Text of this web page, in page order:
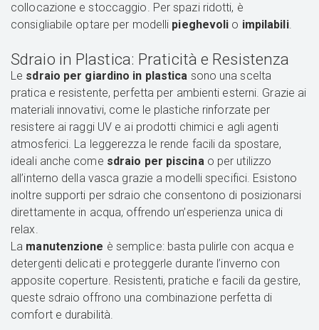
collocazione e stoccaggio. Per spazi ridotti, è
consigliabile optare per modelli pieghevoli o impilabili.
Sdraio in Plastica: Praticità e Resistenza
Le sdraio per giardino in plastica sono una scelta
pratica e resistente, perfetta per ambienti esterni. Grazie ai
materiali innovativi, come le plastiche rinforzate per
resistere ai raggi UV e ai prodotti chimici e agli agenti
atmosferici. La leggerezza le rende facili da spostare,
ideali anche come sdraio per piscinao per utilizzo
all’interno della vasca grazie a modelli specifici. Esistono
inoltre supporti per sdraio che consentono di posizionarsi
direttamente in acqua, offrendo un’esperienza unica di
relax.
La manutenzione è semplice: basta pulirle con acqua e
detergenti delicati e proteggerle durante l’inverno con
apposite coperture. Resistenti, pratiche e facili da gestire,
queste sdraio offrono una combinazione perfetta di
comfort e durabilità.